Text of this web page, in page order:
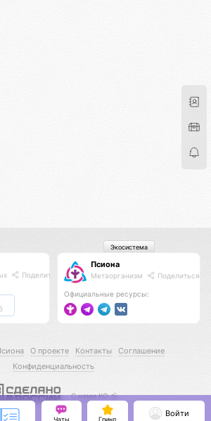
Поделиться
Псиона
Метаорганизм Поделиться
Официальные ресурсы:
Экосистема
О проекте Контакты
Соглашение
Конфиденциальность
С нами КО 🕉️
Чаты Гринд
Войти